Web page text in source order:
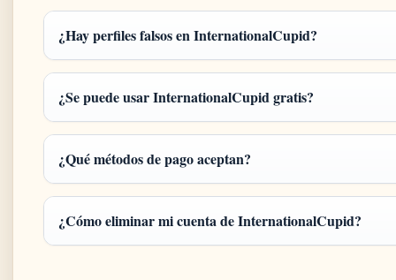
¿Hay perfiles falsos en InternationalCupid?
¿Se puede usar InternationalCupid gratis?
¿Qué métodos de pago aceptan?
¿Cómo eliminar mi cuenta de InternationalCupid?